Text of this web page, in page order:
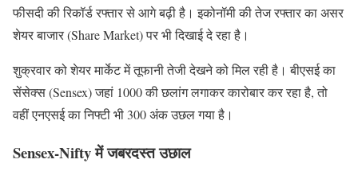
फीसदी की रिकॉर्ड रफ्तार से आगे बढ़ी है। इकोनॉमी की तेज रफ्तार का असर
शेयर बाजार (Share Market) पर भी दिखाई दे रहा है।
शुक्रवार को शेयर मार्केट में तूफानी तेजी देखने को मिल रही है। बीएसई का
सेंसेक्स (Sensex) जहां 1000 की छलांग लगाकर कारोबार कर रहा है, तो
वहीं एनएसई का निफ्टी भी 300 अंक उछल गया है।
Sensex-Nifty में जबरदस्त उछाल